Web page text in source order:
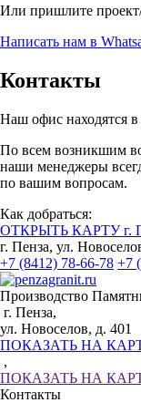
Или пришлите
Написать нам в
Контакты
Наш офис находятся в
По всем возникшим
наши менеджеры
по вашим вопросам.
Как добраться:
ОТКРЫТЬ КАРТУ г.
г. Пенза, ул.
+7 (8412) 78-66-78 +7
Производство
г. Пенза,
ул. Новоселов, д. 401
ПОКАЗАТЬ НА
,
ПОКАЗАТЬ НА
Контакты